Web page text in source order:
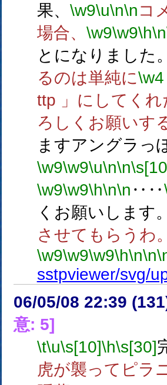
果、 \w9\u\n\nコ
場合、 \w9\w9\h\n
とになりました
るのは単純に\w4
ttp 」にしてく
ろしくお願いす
ますアングラっ
\w9\w9\u\n\n
\w9\w9\h\n\n ‥‥
くお願いします
させてもらうわ
\w9\w9\w9\h\n\n
sstpviewer/svg/
06/05/08 22:39
意: 5]
\t\u\s[10]\h\s[30]
虎が襲ってピラ